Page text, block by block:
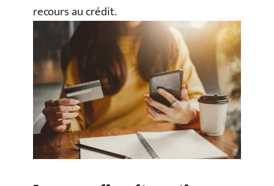
recours au crédit.